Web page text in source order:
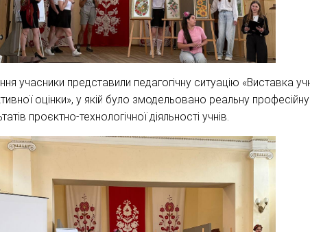
учасники представили педагогічну ситуацію «Виставка
оцінки», у якій було змодельовано реальну
проєктно-технологічної діяльності учнів.